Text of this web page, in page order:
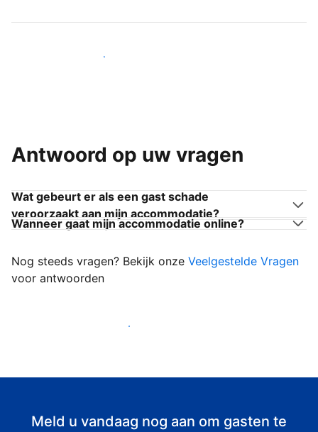
Word een van onze vele hosts
Antwoord op uw vragen
Wat gebeurt er als een gast schade
veroorzaakt aan mijn accommodatie?
Wanneer gaat mijn accommodatie online?
Nog steeds vragen? Bekijk onze Veelgestelde Vragen
voor antwoorden
Begin met het verwelkomen van gasten
Meld u vandaag nog aan om gasten te